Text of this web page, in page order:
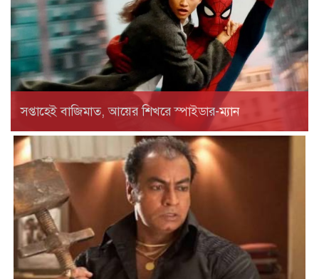
সপ্তাহেই বাজিমাত, আয়ের শিখরে স্পাইডার-ম্যান